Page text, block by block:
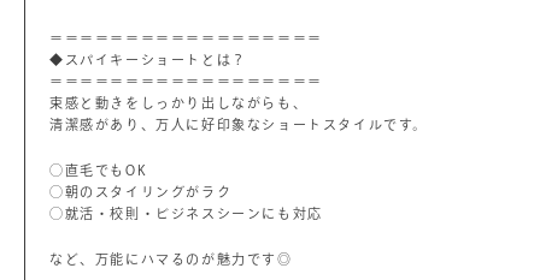
＝＝＝＝＝＝＝＝＝＝＝＝＝＝＝＝＝＝
◆スパイキーショートとは？
＝＝＝＝＝＝＝＝＝＝＝＝＝＝＝＝＝＝
束感と動きをしっかり出しながらも、
清潔感があり、万人に好印象なショートスタイルです。
◯直毛でもOK
◯朝のスタイリングがラク
◯就活・校則・ビジネスシーンにも対応
など、万能にハマるのが魅力です◎